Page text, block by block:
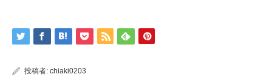
投稿者: chiaki0203